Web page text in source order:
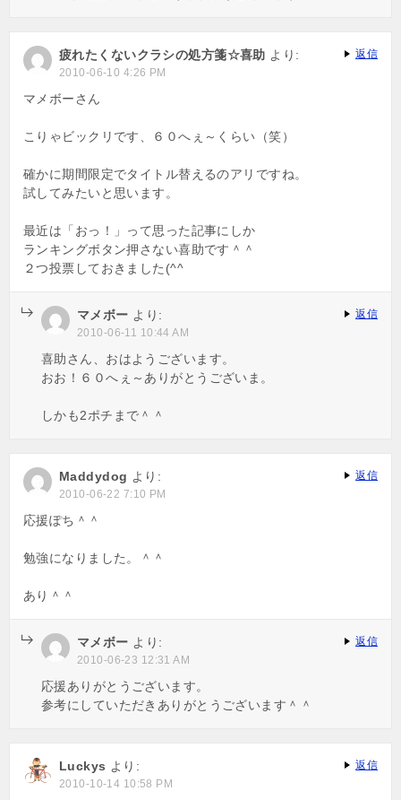
疲れたくないクラシの処方箋☆喜助 より:
2010-06-10 4:26 PM
マメボーさん
こりゃビックリです、６０へぇ～くらい（笑）
確かに期間限定でタイトル替えるのアリですね。
試してみたいと思います。
最近は「おっ！」って思った記事にしか
ランキングボタン押さない喜助です＾＾
２つ投票しておきました(^^ゞ
返信
マメボー より:
2010-06-11 10:44 AM
喜助さん、おはようございます。
おお！６０へぇ～ありがとうございま。
しかも2ポチまで＾＾
返信
Maddydog より:
2010-06-22 7:10 PM
応援ぽち＾＾
勉強になりました。＾＾
あり＾＾
返信
マメボー より:
2010-06-23 12:31 AM
応援ありがとうございます。
参考にしていただきありがとうございます＾＾
返信
Luckys より:
2010-10-14 10:58 PM
返信